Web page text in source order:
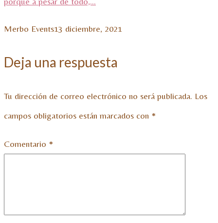
Merbo Events13 diciembre, 2021
Deja una respuesta
Tu dirección de correo electrónico no será publicada. Los
campos obligatorios están marcados con *
Comentario *